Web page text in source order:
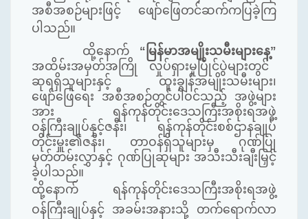
အစီအစဉ်များဖြင့် ဖျော်ဖြေတင်ဆက်ကပြခဲ့ကြ
ပါသည်။
ထို့နောက် “မြန်မာအမျိုးသမီးများနေ့”
အထိမ်းအမှတ်အကြို လှုပ်ရှားမှုပြိုင်ပွဲများတွင်
ဆုရရှိသူများနှင့် ထူးချွန်အမျိုးသမီးများ၊
ဖျော်ဖြေရေး အစီအစဉ်တွင်ပါဝင်သည့် အဖွဲ့များ
အား ရန်ကုန်တိုင်းဒေသကြီးအစိုးရအဖွဲ့
ဝန်ကြီးချုပ်နှင့်ဇနီး၊ ရန်ကုန်တိုင်းစစ်ဌာနချုပ်
တိုင်းမှူး၏ဇနီး၊ တာဝန်ရှိသူများမှ ဂုဏ်ပြု
မှတ်တမ်းလွှာနှင့် ဂုဏ်ပြုဆုများ အသီးသီးချီးမြှင့်
ခဲ့ပါသည်။
ထို့နောက် ရန်ကုန်တိုင်းဒေသကြီးအစိုးရအဖွဲ့
ဝန်ကြီးချုပ်နှင့် အခမ်းအနားသို့ တက်ရောက်လာ